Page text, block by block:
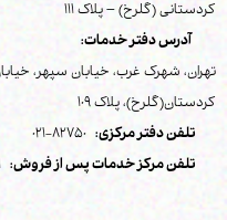
کردستانی (گلرخ) – پلاک 111
آدرس دفتر خدمات:
تهران، شهرک غرب، خیابان سپهر،
کردستان(گلرخ)، پلاک 109
تلفن دفتر مرکزی: 82750-021
تلفن مرکز خدمات پس از فروش: